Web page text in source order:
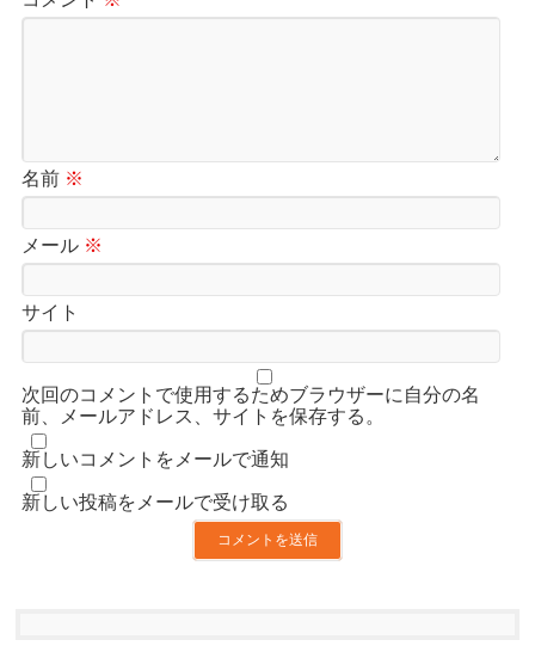
名前 ※
メール ※
サイト
次回のコメントで使用するためブラウザーに自分の名
前、メールアドレス、サイトを保存する。
新しいコメントをメールで通知
新しい投稿をメールで受け取る